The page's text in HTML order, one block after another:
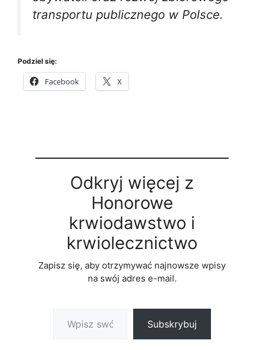
transportu publicznego w Polsce.
Podziel się:
Facebook X
Odkryj więcej z
Honorowe
krwiodawstwo i
krwiolecznictwo
Zapisz się, aby otrzymywać najnowsze wpisy
na swój adres e-mail.
Subskrybuj